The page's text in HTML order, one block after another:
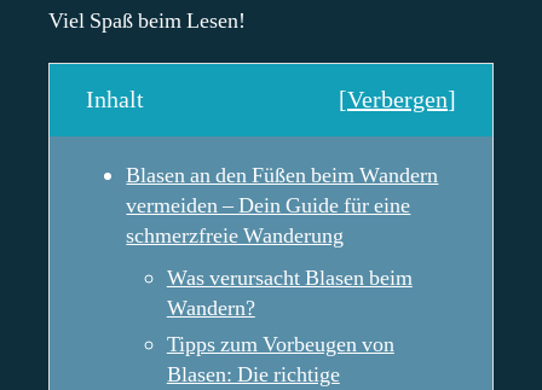
Viel Spaß beim Lesen!
Inhalt [Verbergen]
Blasen an den Füßen beim Wandern
vermeiden – Dein Guide für eine
schmerzfreie Wanderung
Was verursacht Blasen beim
Wandern?
Tipps zum Vorbeugen von
Blasen: Die richtige